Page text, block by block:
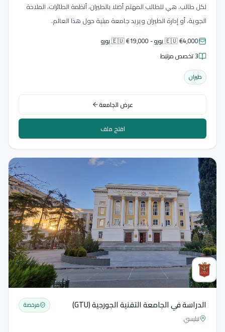
لكل طالب. هي للطالب المهتم أصلا بالطيران، أنظمة الطائرات، الملاحة
الجوية، أو إدارة الطيران ويريد جامعة مبنية حول هذا العالم.
🇪🇺 €4,000 يورو - 🇪🇺 €19,000 يورو
3 تخصص مرتبط
طيران
عرض الجامعة
افتح ملف
الدراسة في الجامعة التقنية الجورجية (GTU)
تبليسي
مرخصة